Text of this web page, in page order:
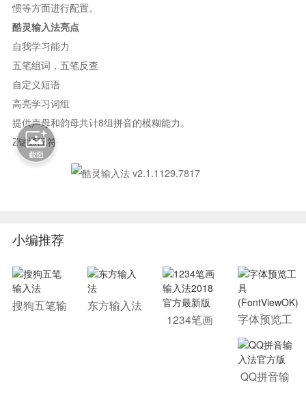
惯等方面进行配置。
酷灵输入法亮点
自我学习能力
五笔组词，五笔反查
自定义短语
高亮学习词组
提供声母和韵母共计8组拼音的模糊能力。
Z键通配符
小编推荐
搜狗五笔输
东方输入法
1234笔画
字体预览工
wOK)
QQ拼音输